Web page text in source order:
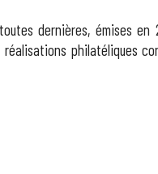
dernières, émises en
philatéliques